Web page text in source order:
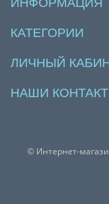
ИНФОРМАЦИЯ
КАТЕГОРИИ
ЛИЧНЫЙ
НАШИ
© Интернет-